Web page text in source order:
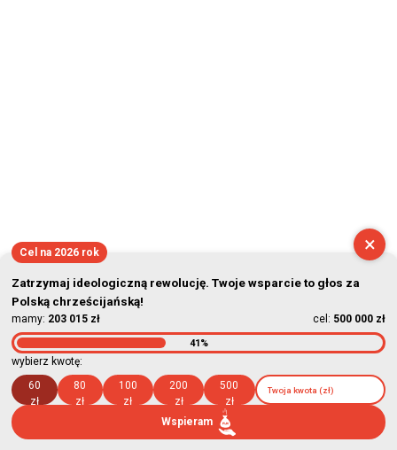
×
Cel na 2026 rok
Zatrzymaj ideologiczną rewolucję. Twoje wsparcie to głos za
Polską chrześcijańską!
mamy: 203 015 zł cel: 500 000 zł
41%
wybierz kwotę:
60
zł
80
zł
100
zł
200
zł
500
zł
Wspieram